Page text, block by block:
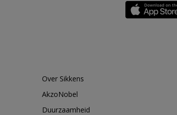
Over Sikkens
AkzoNobel
Duurzaamheid